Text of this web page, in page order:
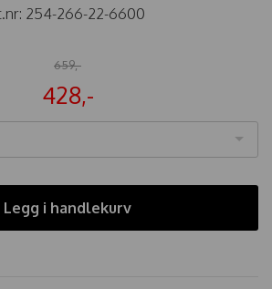
254-266-22-6600
659,-
428,-
Legg i handlekurv